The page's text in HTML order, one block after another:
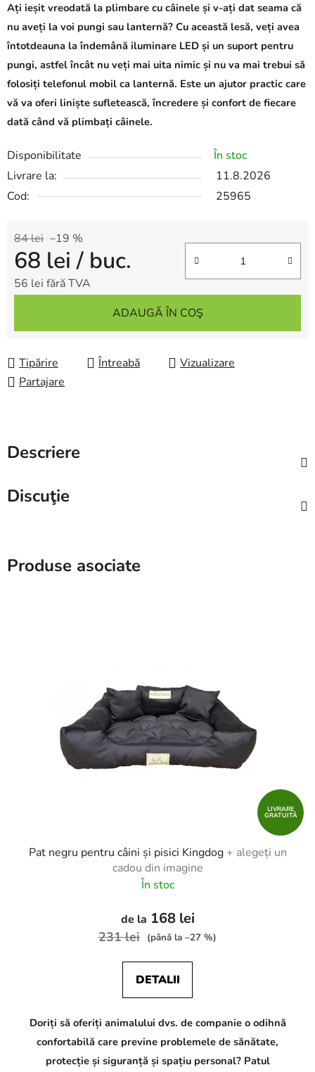
Ați ieșit vreodată la plimbare cu câinele și v-ați dat seama că
nu aveți la voi pungi sau lanternă? Cu această lesă, veți avea
întotdeauna la îndemână iluminare LED și un suport pentru
pungi, astfel încât nu veți mai uita nimic și nu va mai trebui să
folosiți telefonul mobil ca lanternă. Este un ajutor practic care
vă va oferi liniște sufletească, încredere și confort de fiecare
dată când vă plimbați câinele.
Disponibilitate
În stoc
Livrare la:
11.8.2026
Cod:
25965
84 lei –19 %
68 lei/ buc.
56 lei fără TVA
ADAUGĂ ÎN COŞ
Tipărire Întreabă
Vizualizare
Partajare
Descriere
Discuţie
Produse asociate
LIVRARE
GRATUITĂ
Pat negru pentru câini și pisici Kingdog + alegeți un
cadou din imagine
În stoc
de la 168 lei
231 lei (până la –27 %)
DETALII
Doriți să oferiți animalului dvs. de companie o odihnă
confortabilă care previne problemele de sănătate,
protecție și siguranță și spațiu personal? Patul